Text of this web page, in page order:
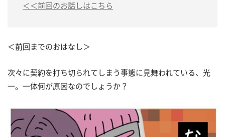
＜＜前回のお話しはこちら
＜前回までのおはなし＞
次々に契約を打ち切られてしまう事態に見舞われている、光
一。一体何が原因なのでしょうか？